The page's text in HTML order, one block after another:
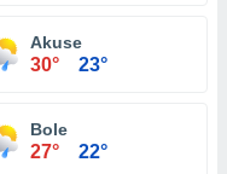
Akuse
30° 23°
Bole
27° 22°